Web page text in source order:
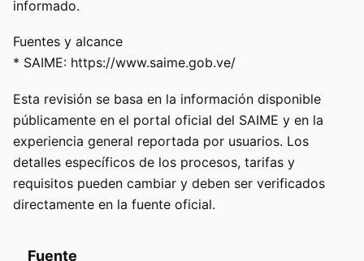
informado.
Fuentes y alcance
* SAIME: https://www.saime.gob.ve/
Esta revisión se basa en la información disponible
públicamente en el portal oficial del SAIME y en la
experiencia general reportada por usuarios. Los
detalles específicos de los procesos, tarifas y
requisitos pueden cambiar y deben ser verificados
directamente en la fuente oficial.
Fuente